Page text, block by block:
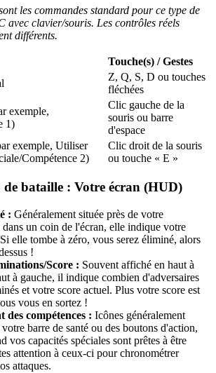
les commandes standard pour ce type de
avec clavier/souris. Les contrôles réels
différents.
Touche(s) / Gestes
Z, Q, S, D ou touches
fléchées
exemple,
1)
Clic gauche de la
souris ou barre
d'espace
exemple, Utiliser
Compétence 2)
Clic droit de la souris
ou touche « E »
bataille : Votre écran (HUD)
: Généralement située près de votre
dans un coin de l'écran, elle indique votre
elle tombe à zéro, vous serez éliminé, alors
!
Score : Souvent affiché en haut à
à gauche, il indique combien d'adversaires
et votre score actuel. Plus votre score est
vous en sortez !
des compétences : Icônes généralement
votre barre de santé ou des boutons d'action,
vos capacités spéciales sont prêtes à être
attention à ceux-ci pour chronométrer
attaques.